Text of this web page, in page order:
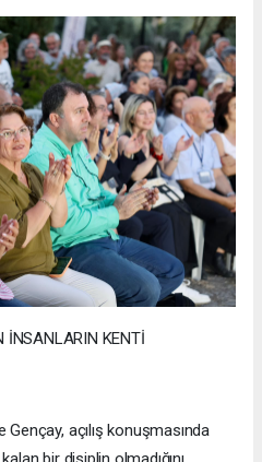
İNSANLARIN KENTİ
açılış konuşmasında